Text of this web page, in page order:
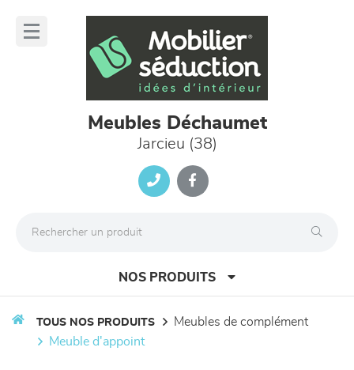
Meubles Déchaumet
Jarcieu (38)
NOS PRODUITS
TOUS NOS PRODUITS
meubles de complément
meuble d'appoint